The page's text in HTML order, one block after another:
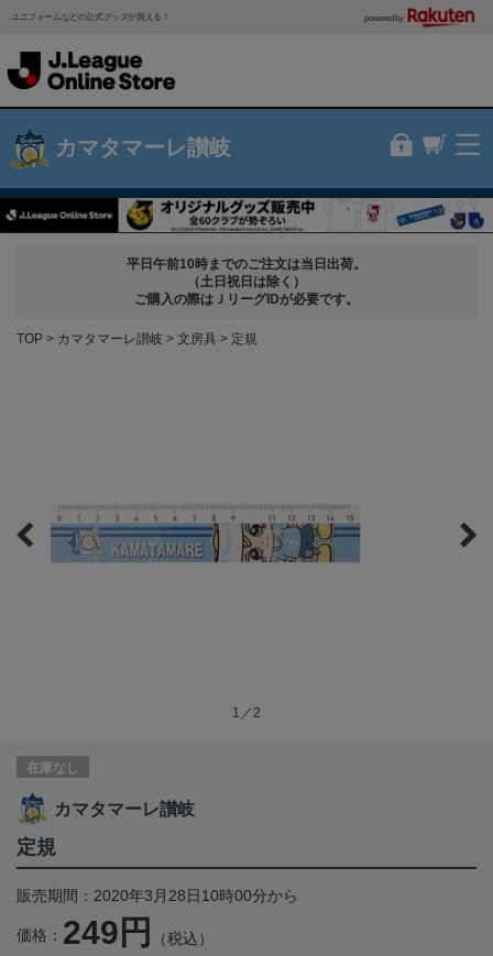
ユニフォームなどの公式グッズが買える！ powered by
カマタマーレ讃岐
平日午前10時までのご注文は当日出荷。
（土日祝日は除く）
ご購入の際はＪリーグIDが必要です。
TOP カマタマーレ讃岐 文房具 定規
1／2
在庫なし
カマタマーレ讃岐
定規
販売期間：2020年3月28日10時00分から
価格： 249円 （税込）